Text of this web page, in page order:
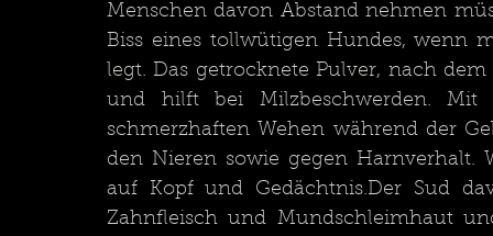
Menschen davon Abstand nehmen
Biss eines tollwütigen Hundes, wenn
legt. Das getrocknete Pulver, nach
und hilft bei Milzbeschwerden. Mit
schmerzhaften Wehen während der
den Nieren sowie gegen
auf Kopf und Gedächtnis.Der Sud
Zahnfleisch und Mundschleimhaut